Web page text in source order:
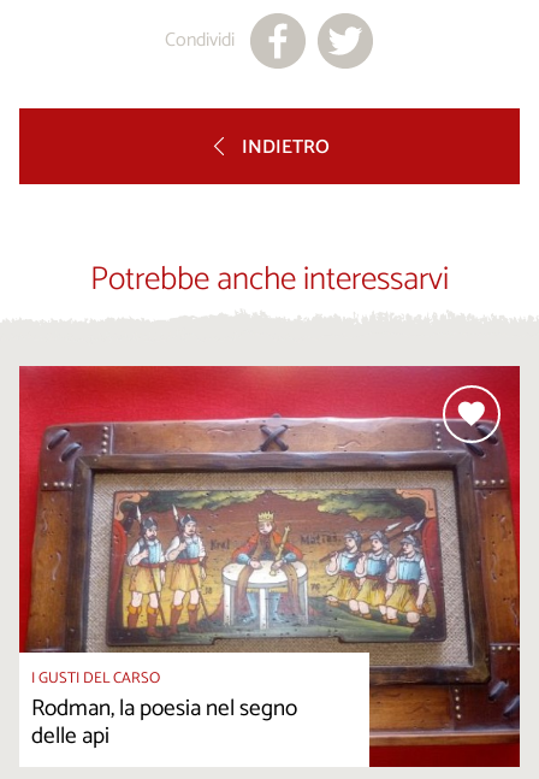
Condividi
INDIETRO
Potrebbe anche interessarvi
I GUSTI DEL CARSO
Rodman, la poesia nel segno
delle api